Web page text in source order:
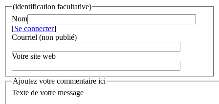
(identification facultative)
Nom
[Se connecter]
Courriel (non publié)
Votre site web
Ajoutez votre commentaire ici
Texte de votre message